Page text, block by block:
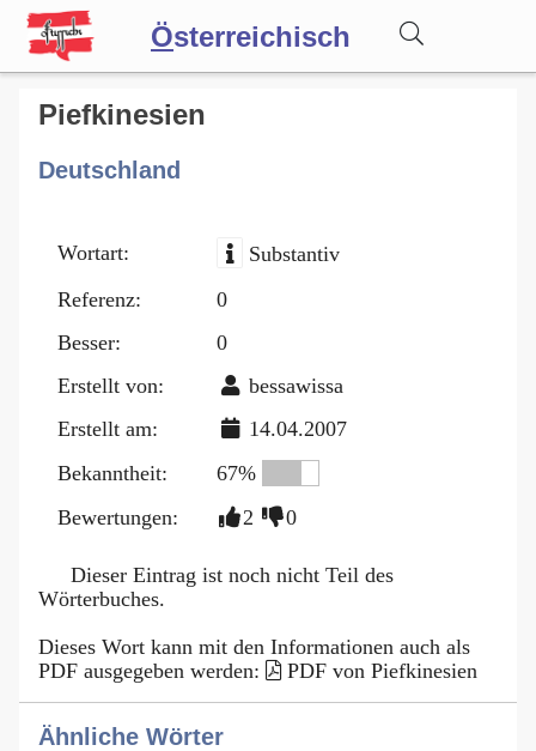
Österreichisch
Wörterbuch
Forum
Blog
Piefkinesien
Deutschland
Wortart:
Substantiv
Referenz:
0
Besser:
0
Erstellt von:
bessawissa
Erstellt am:
14.04.2007
Bekanntheit:
67%
Bewertungen:
2 0
Dieser Eintrag ist noch nicht Teil des
Wörterbuches.
Dieses Wort kann mit den Informationen auch als
PDF ausgegeben werden:
PDF von Piefkinesien
Ähnliche Wörter